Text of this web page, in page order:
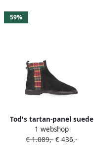
59%
Tod's tartan-panel suede
ankle boots Zwart
1 webshop
€ 1.089,- € 436,-